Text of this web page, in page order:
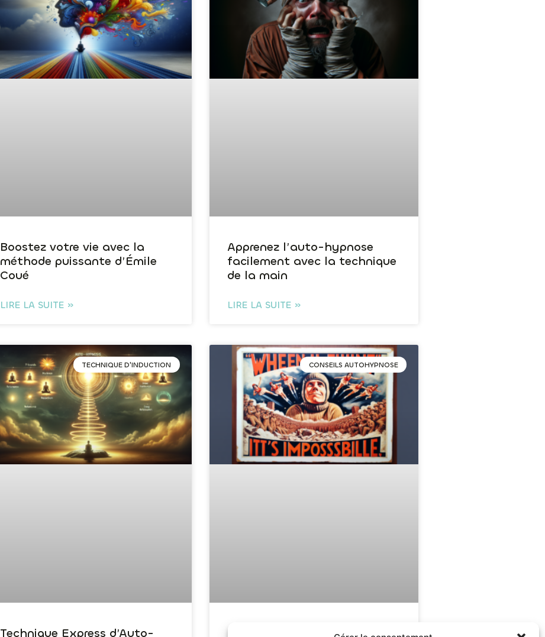
Boostez votre vie avec la
méthode puissante d’Émile
Coué
LIRE LA SUITE »
Apprenez l’auto-hypnose
facilement avec la technique
de la main
LIRE LA SUITE »
TECHNIQUE D'INDUCTION
Technique Express d’Auto-
CONSEILS AUTOHYPNOSE
Dépasser l’impossible :